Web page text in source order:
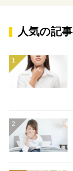
人気の記事